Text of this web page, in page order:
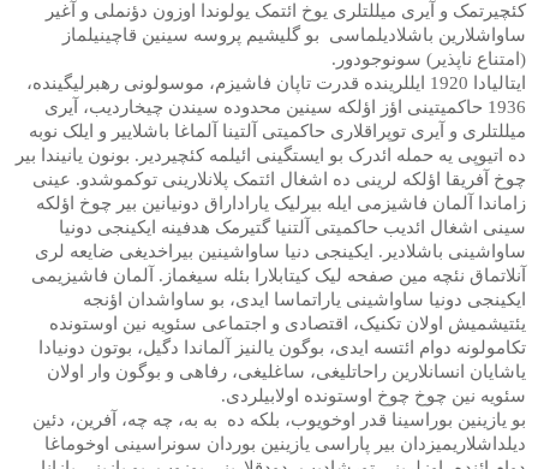
کئچیرتمک و آیری میللتلری یوخ ائتمک یولوندا اوزون دؤنملی و آغیر
ساواشلارین باشلادیلماسی
بو گلیشیم پروسه سینین قاچینیلماز
(امتناع ناپذیر) سونوجودور.
ایتالیادا 1920 ایللرینده قدرت تاپان فاشیزم، موسولونی رهبرلیگینده،
1936 حاکمیتینی اؤز اؤلکه سینین محدوده سیندن چیخاردیب، آیری
میللتلری و آیری توپراقلاری حاکمیتی آلتینا آلماغا باشلاییر و ایلک نوبه
ده اتیوپی یه حمله ائدرک بو ایستگینی ائیلمه کئچیردیر. بونون یانیندا بیر
چوخ آفریقا اؤلکه لرینی ده اشغال ائتمک پلانلارینی توکموشدو. عینی
زاماندا آلمان فاشیزمی ایله بیرلیک یاراداراق دونیانین بیر چوخ اؤلکه
سینی اشغال ائدیب حاکمیتی آلتنیا گتیرمک هدفینه ایکینجی دونیا
ساواشینی باشلادیر. ایکینجی دنیا ساواشینین بیراخدیغی ضایعه لری
آنلاتماق نئچه مین صفحه لیک کیتابلارا بئله سیغماز. آلمان فاشیزیمی
ایکینجی دونیا ساواشینی یاراتماسا ایدی، بو ساواشدان اؤنجه
یئتیشمیش اولان تکنیک، اقتصادی و اجتماعی سئویه نین اوستونده
تکامولونه دوام ائتسه ایدی، بوگون یالنیز آلماندا دگیل، بوتون دونیادا
یاشایان انسانلارین راحاتلیغی، ساغلیغی، رفاهی و بوگون وار اولان
سئویه نین چوخ چوخ اوستونده اولابیلردی.
بو یازینین بوراسینا قدر اوخویوب، بلکه ده
به به، چه چه، آفرین، دئین
دیلداشلاریمیزدان بیر پاراسی یازینین بوردان سونراسینی اوخوماغا